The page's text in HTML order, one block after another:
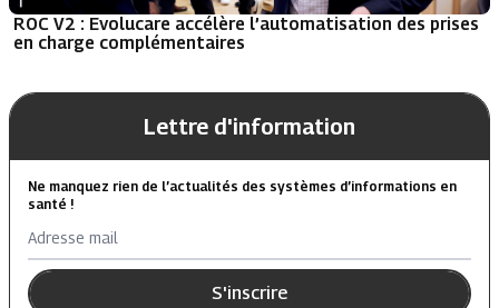
ROC V2 : Evolucare accélère l’automatisation des prises
en charge complémentaires
Lettre d'information
Ne manquez rien de l’actualités des systèmes d’informations en
santé !
Adresse mail
S'inscrire